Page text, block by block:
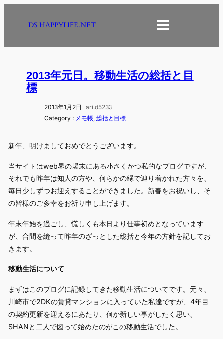
ス
DS HAPPYLIFE.NET
2013年元日。移動生活の総括と目
標
2013年1月2日
ari.d5233
Category : メモ帳, 総括と目標
新年、明けましておめでとうございます。
当サイトはweb界の場末にある小さくかつ私的なブログですが、
それでも昨年は知人の方や、何らかの縁で辿り着かれた方々を、
毎日少しずつお迎えすることができました。新春をお祝いし、そ
の皆様のご多幸をお祈り申し上げます。
年末年始を過ごし、慌しくも本日より仕事初めとなっています
が、合間を縫って昨年のざっとした総括と今年の方針を記してお
きます。
移動生活について
まずはこのブログに記録してきた移動生活についてです。元々、
川崎市で2DKの賃貸マンションに入っていた私達ですが、4年目
の契約更新を迎えるにあたり、何か新しい事がしたく思い、
SHANと二人で図って始めたのがこの移動生活でした。